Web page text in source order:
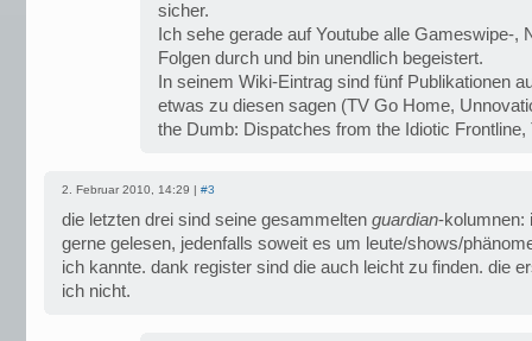
sicher.
Ich sehe gerade auf Youtube alle Gameswipe-,
Folgen durch und bin unendlich begeistert.
In seinem Wiki-Eintrag sind fünf Publikationen
etwas zu diesen sagen (TV Go Home,
the Dumb: Dispatches from the Idiotic Frontline,
2. Februar 2010, 14:29 | #3
die letzten drei sind seine gesammelten guardian-kolumnen:
gerne gelesen, jedenfalls soweit es um leute/shows/
ich kannte. dank register sind die auch leicht zu finden. die
ich nicht.